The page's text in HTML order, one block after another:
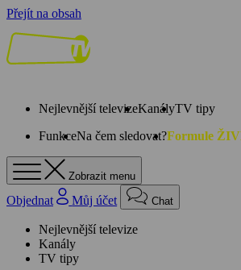
Přejít na obsah
Nejlevnější televizeKanályTV tipy
FunkceNa čem sledovat?Formule
Zobrazit menu
Objednat Můj účet Chat
Nejlevnější televize
Kanály
TV tipy